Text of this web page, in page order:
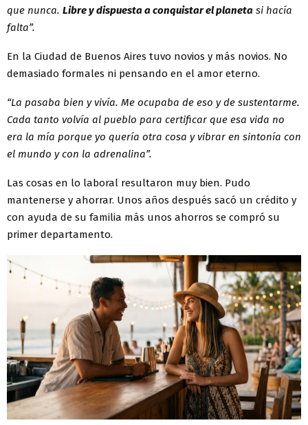
que nunca. Libre y dispuesta a conquistar el planeta si hacía
falta”.
En la Ciudad de Buenos Aires tuvo novios y más novios. No
demasiado formales ni pensando en el amor eterno.
“La pasaba bien y vivía. Me ocupaba de eso y de sustentarme.
Cada tanto volvía al pueblo para certificar que esa vida no
era la mía porque yo quería otra cosa y vibrar en sintonía con
el mundo y con la adrenalina”.
Las cosas en lo laboral resultaron muy bien. Pudo
mantenerse y ahorrar. Unos años después sacó un crédito y
con ayuda de su familia más unos ahorros se compró su
primer departamento.